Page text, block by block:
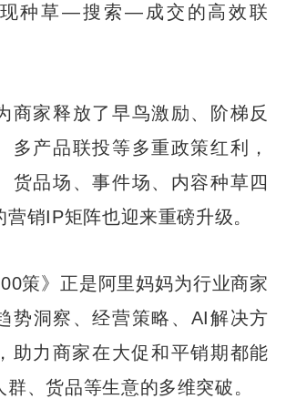
种草—搜索—成交的高效联
家释放了早鸟激励、阶梯反
多产品联投等多重政策红利，
货品场、事件场、内容种草四
销IP矩阵也迎来重磅升级。
》正是阿里妈妈为行业商家
势洞察、经营策略、AI解决方
助力商家在大促和平销期都能
、货品等生意的多维突破。